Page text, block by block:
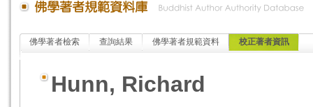
佛學著者檢索 查詢結果 佛學著者規範資料 校正著者資訊
Hunn, Richard